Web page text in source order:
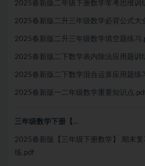
2025春新版二年级下册数学常考思维训
2025春新版二升三年级数学必背公式大
2025春新版二升三年级数学填空题练习
2025春新版二下数学表内除法应用题训
2025春新版二下数学混合运算应用题练
2025春新版一二年级数学重要知识点
三年级数学下册【…
2025春新版【三年级下册数学】 期末复
练.pdf